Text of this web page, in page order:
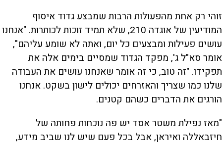
זוהי רק אחת מהפעולות הרבות שמבצע גדוד איסוף
המודיעין של אוגדה 210, שלא תמיד זוכות לכותרות. "אנחנו
עושים פעילות ומבצעים כל יום, ואתה לא שומע עליהם",
אומר סא"ל ג', מפקד הגדוד שמסיים בימים אלה את
תפקידו. "זה טוב, כי זה אומר שאנחנו עושים את העבודה
שלנו כמו שצריך והאזרחים יכולים לישון בשקט. אנחנו
הורגים את הדברים כשהם קטנים.
"מאז נפילת משטר אסד יש פה נוכחות פחותה של
חיזבאללה ואיראן, אבל בכל פעם שיש לנו שביב מידע,